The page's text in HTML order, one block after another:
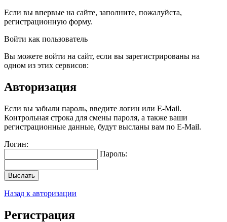
Если вы впервые на сайте, заполните, пожалуйста,
регистрационную форму.
Войти как пользователь
Вы можете войти на сайт, если вы зарегистрированы на
одном из этих сервисов:
Авторизация
Если вы забыли пароль, введите логин или E-Mail.
Контрольная строка для смены пароля, а также ваши
регистрационные данные, будут высланы вам по E-Mail.
Логин:
Пароль:
Выслать
Назад к авторизации
Регистрация